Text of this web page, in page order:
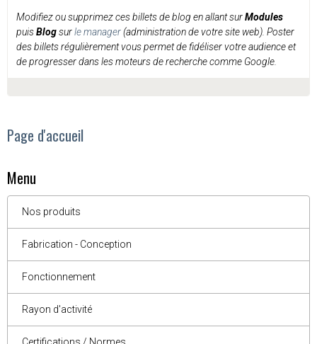
Modifiez ou supprimez ces billets de blog en allant surModules
puisBlogsurle manager(administration de votre site web). Poster
des billets régulièrement vous permet de fidéliser votre audience et
de progresser dans les moteurs de recherche comme Google.
Page d'accueil
Menu
Nos produits
Fabrication - Conception
Fonctionnement
Rayon d'activité